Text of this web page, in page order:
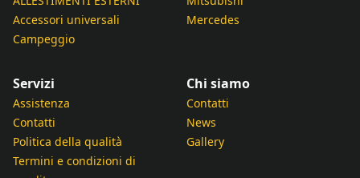
Accessori universali
Campeggio
Mercedes
Servizi
Assistenza
Contatti
Politica della qualità
Termini e condizioni di
Chi siamo
Contatti
News
Gallery